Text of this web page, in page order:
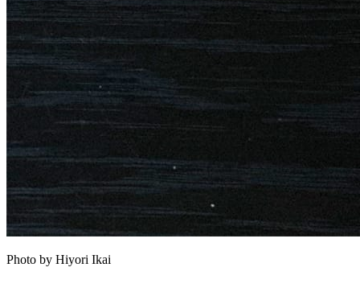
Photo by Hiyori Ikai